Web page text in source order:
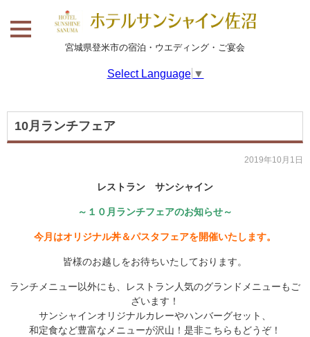
宮城県登米市の宿泊・ウエディング・ご宴会
Select Language ▼
10月ランチフェア
2019年10月1日
レストラン サンシャイン
～１０月ランチフェアのお知らせ～
今月はオリジナル丼＆パスタフェアを開催いたします。
皆様のお越しをお待ちいたしております。
ランチメニュー以外にも、レストラン人気のグランドメニューもご
ざいます！
サンシャインオリジナルカレーやハンバーグセット、
和定食など豊富なメニューが沢山！是非こちらもどうぞ！